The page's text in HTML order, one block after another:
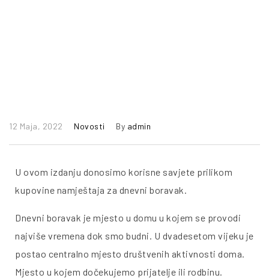
12 Maja, 2022 Novosti By admin
U ovom izdanju donosimo korisne savjete prilikom
kupovine namještaja za dnevni boravak.
Dnevni boravak je mjesto u domu u kojem se provodi
najviše vremena dok smo budni. U dvadesetom vijeku je
postao centralno mjesto društvenih aktivnosti doma.
Mjesto u kojem dočekujemo prijatelje ili rodbinu.